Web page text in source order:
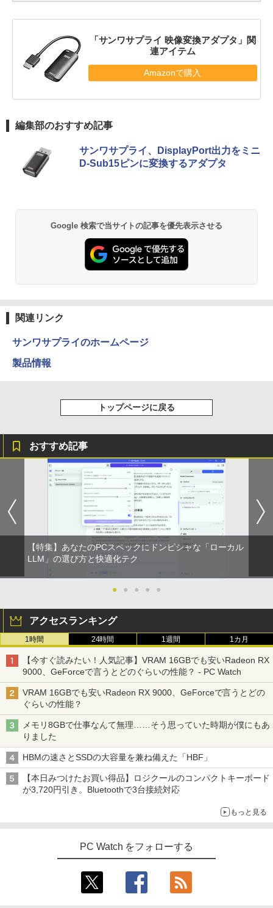
「サンワサプライ 映像変換アダプタ」関
連アイテム
Amazonで購入
編集部のおすすめ記事
サンワサプライ、DisplayPort出力をミニ
D-Sub15ピンに変換するアダプタ
Google 検索で当サイトの記事を優先表示させる
関連リンク
サンワサプライのホームページ
製品情報
トップページに戻る
おすすめ記事
【特集】あなたのPCスペックにドンピシャな「ローカル
LLM」の選び方と快適化テク
● ● ● ● ●
アクセスランキング
1時間 24時間 1週間 1カ月
【今すぐ読みたい！人気記事】VRAM 16GBでも安いRadeon RX
9000、GeForceで言うとどのぐらいの性能？ - PC Watch
VRAM 16GBでも安いRadeon RX 9000、GeForceで言うとどの
ぐらいの性能？
メモリ8GBで仕事なんて無理……そう思っていた時期が僕にもあ
りました
HBMの速さとSSDの大容量を兼ね備えた「HBF」
【本日みつけたお買い得品】ロジクールのコンパクトキーボード
が3,720円引き。Bluetoothで3台接続対応
もっと見る
PC Watch をフォローする